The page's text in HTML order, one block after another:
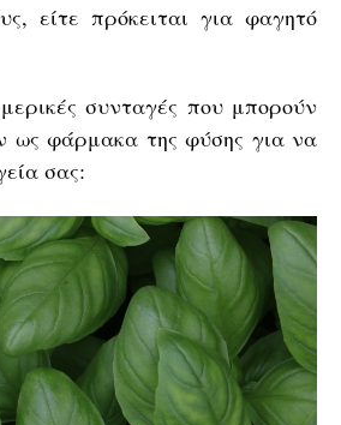
είτε πρόκειται για φαγητό
συνταγές που μπορούν
ως φάρμακα της φύσης για να
σας: